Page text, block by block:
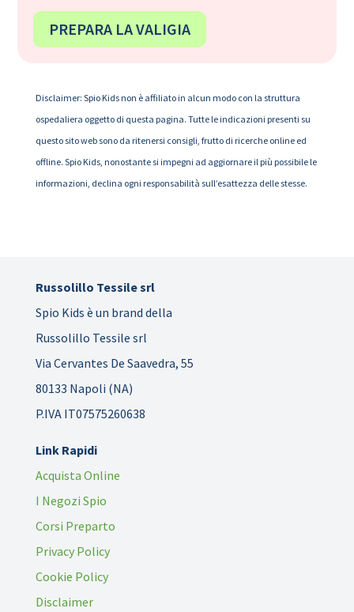
PREPARA LA VALIGIA
Disclaimer: Spio Kids non è affiliato in alcun modo con la struttura
ospedaliera oggetto di questa pagina. Tutte le indicazioni presenti su
questo sito web sono da ritenersi consigli, frutto di ricerche online ed
offline. Spio Kids, nonostante si impegni ad aggiornare il più possibile le
informazioni, declina ogni responsabilità sull’esattezza delle stesse.
Russolillo Tessile srl
Spio Kids è un brand della
Russolillo Tessile srl
Via Cervantes De Saavedra, 55
80133 Napoli (NA)
P.IVA IT07575260638
Link Rapidi
Acquista Online
I Negozi Spio
Corsi Preparto
Privacy Policy
Cookie Policy
Disclaimer